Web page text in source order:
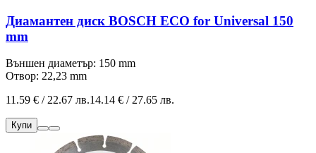
Диамантен диск BOSCH ECO for Universal 150
mm
Външен диаметър: 150 mm
Отвор: 22,23 mm
11.59 € / 22.67 лв.14.14 € / 27.65 лв.
Купи